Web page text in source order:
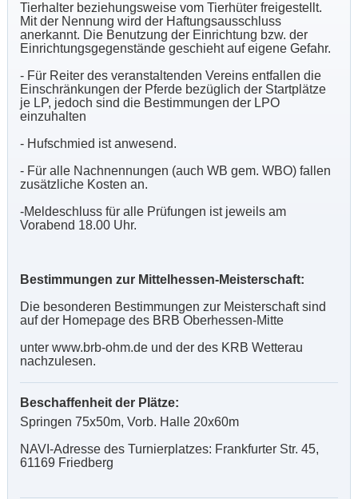
Tierhalter beziehungsweise vom Tierhüter freigestellt.
Mit der Nennung wird der Haftungsausschluss
anerkannt. Die Benutzung der Einrichtung bzw. der
Einrichtungsgegenstände geschieht auf eigene Gefahr.
- Für Reiter des veranstaltenden Vereins entfallen die
Einschränkungen der Pferde bezüglich der Startplätze
je LP, jedoch sind die Bestimmungen der LPO
einzuhalten
- Hufschmied ist anwesend.
- Für alle Nachnennungen (auch WB gem. WBO) fallen
zusätzliche Kosten an.
-Meldeschluss für alle Prüfungen ist jeweils am
Vorabend 18.00 Uhr.
Bestimmungen zur Mittelhessen-Meisterschaft:
Die besonderen Bestimmungen zur Meisterschaft sind
auf der Homepage des BRB Oberhessen-Mitte
unter www.brb-ohm.de und der des KRB Wetterau
nachzulesen.
Beschaffenheit der Plätze:
Springen 75x50m, Vorb. Halle 20x60m
NAVI-Adresse des Turnierplatzes: Frankfurter Str. 45,
61169 Friedberg